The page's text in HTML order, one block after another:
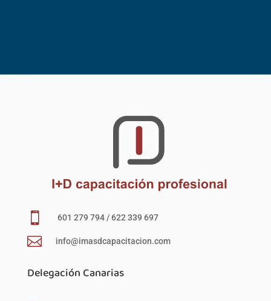
 601 279 794 / 622 339 697
 info@imasdcapacitacion.com
Delegación Canarias